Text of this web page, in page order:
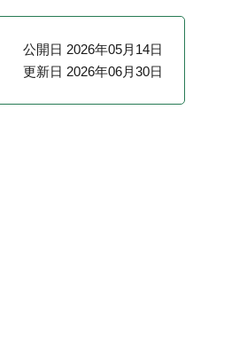
公開日 2026年05月14日
更新日 2026年06月30日